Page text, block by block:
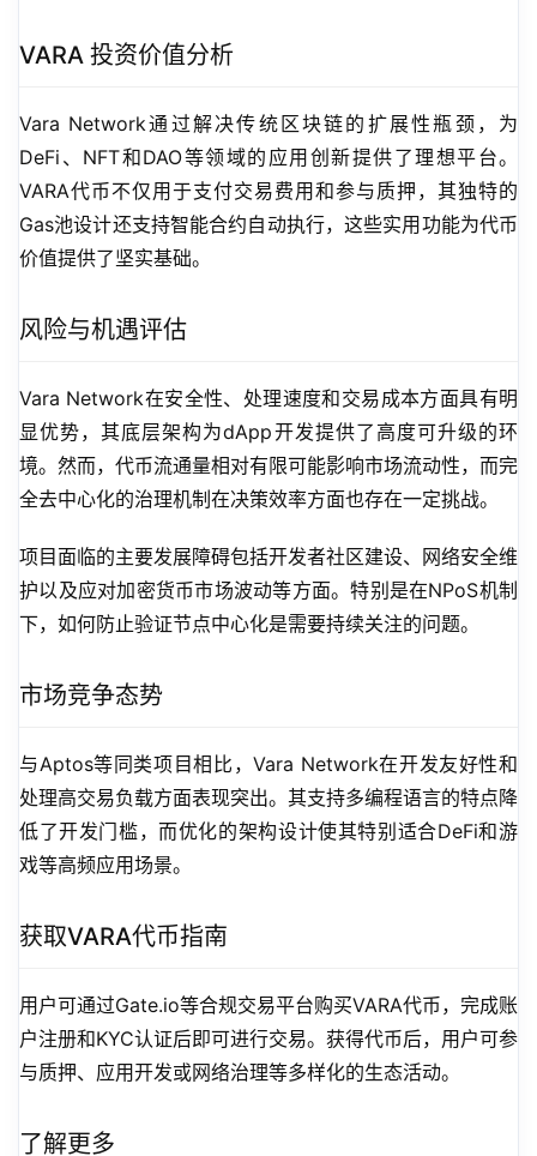
VARA 投资价值分析
Vara Network通过解决传统区块链的扩展性瓶颈，为
DeFi、NFT和DAO等领域的应用创新提供了理想平台。
VARA代币不仅用于支付交易费用和参与质押，其独特的
Gas池设计还支持智能合约自动执行，这些实用功能为代币
价值提供了坚实基础。
风险与机遇评估
Vara Network在安全性、处理速度和交易成本方面具有明
显优势，其底层架构为dApp开发提供了高度可升级的环
境。然而，代币流通量相对有限可能影响市场流动性，而完
全去中心化的治理机制在决策效率方面也存在一定挑战。
项目面临的主要发展障碍包括开发者社区建设、网络安全维
护以及应对加密货币市场波动等方面。特别是在NPoS机制
下，如何防止验证节点中心化是需要持续关注的问题。
市场竞争态势
与Aptos等同类项目相比，Vara Network在开发友好性和
处理高交易负载方面表现突出。其支持多编程语言的特点降
低了开发门槛，而优化的架构设计使其特别适合DeFi和游
戏等高频应用场景。
获取VARA代币指南
用户可通过Gate.io等合规交易平台购买VARA代币，完成账
户注册和KYC认证后即可进行交易。获得代币后，用户可参
与质押、应用开发或网络治理等多样化的生态活动。
了解更多